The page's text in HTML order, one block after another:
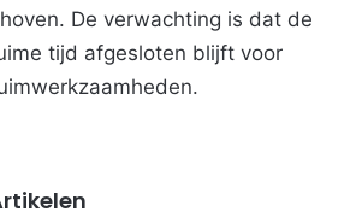
De verwachting is dat de
tijd afgesloten blijft voor